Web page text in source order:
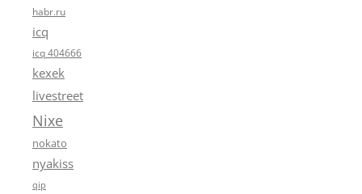
habr.ru
icq
icq 404666
kexek
livestreet
Nixe
nokato
nyakiss
qip